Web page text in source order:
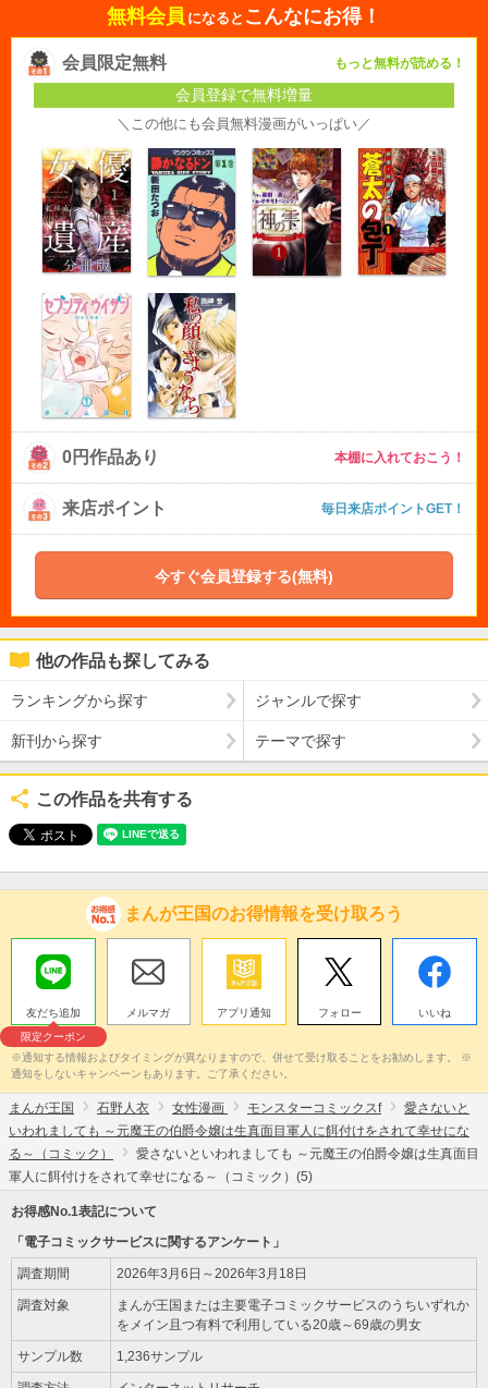
無料会員 になると こんなにお得！
会員限定無料 もっと無料が読める！
会員登録で無料増量
＼この他にも会員無料漫画がいっぱい／
0円作品あり 本棚に入れておこう！
来店ポイント 毎日来店ポイントGET！
今すぐ会員登録する(無料)
他の作品も探してみる
ランキングから探す ジャンルで探す
新刊から探す テーマで探す
この作品を共有する
まんが王国のお得情報を受け取ろう
友だち追加
限定クーポン
メルマガ アプリ通知 フォロー いいね
※通知する情報およびタイミングが異なりますので、併せて受け取ることをお勧めします。 ※
通知をしないキャンペーンもあります。ご了承ください。
まんが王国 石野人衣 女性漫画 モンスターコミックスf
愛さないと
いわれましても ～元魔王の伯爵令嬢は生真面目軍人に餌付けをされて幸せにな
る～（コミック）
愛さないといわれましても ～元魔王の伯爵令嬢は生真面目
軍人に餌付けをされて幸せになる～（コミック）(5)
お得感No.1表記について
「電子コミックサービスに関するアンケート」
調査期間 2026年3月6日～2026年3月18日
調査対象
まんが王国または主要電子コミックサービスのうちいずれか
をメイン且つ有料で利用している20歳～69歳の男女
サンプル数 1,236サンプル